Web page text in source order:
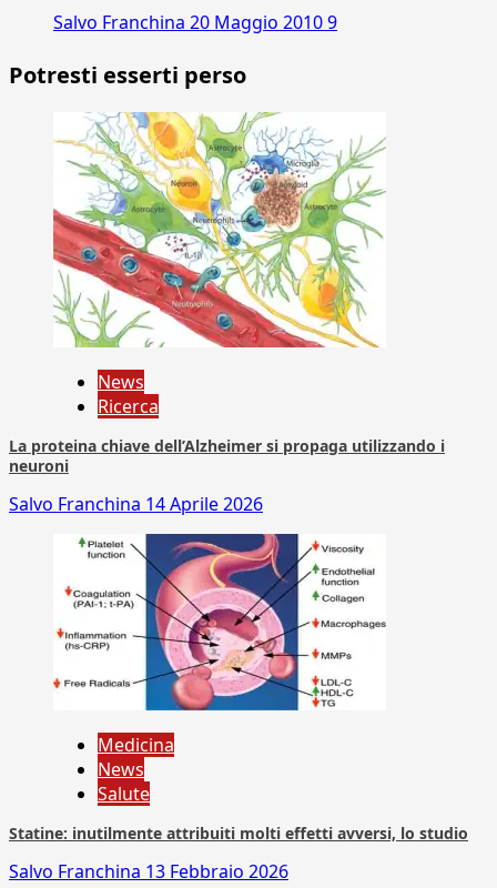
Salvo Franchina 20 Maggio 20109
Potresti esserti perso
News
Ricerca
La proteina chiave dell’Alzheimer si propaga utilizzando i
neuroni
Salvo Franchina 14 Aprile 2026
Medicina
News
Salute
Statine: inutilmente attribuiti molti effetti avversi, lo studio
Salvo Franchina 13 Febbraio 2026